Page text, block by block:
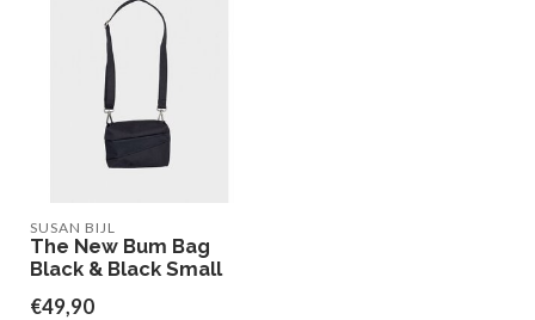
SUSAN BIJL
The New Bum Bag
Black & Black Small
€49,90